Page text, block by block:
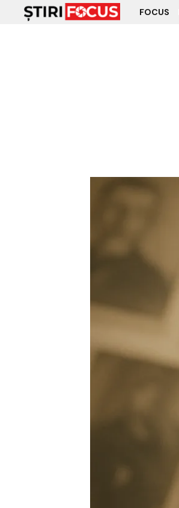
FOCUS